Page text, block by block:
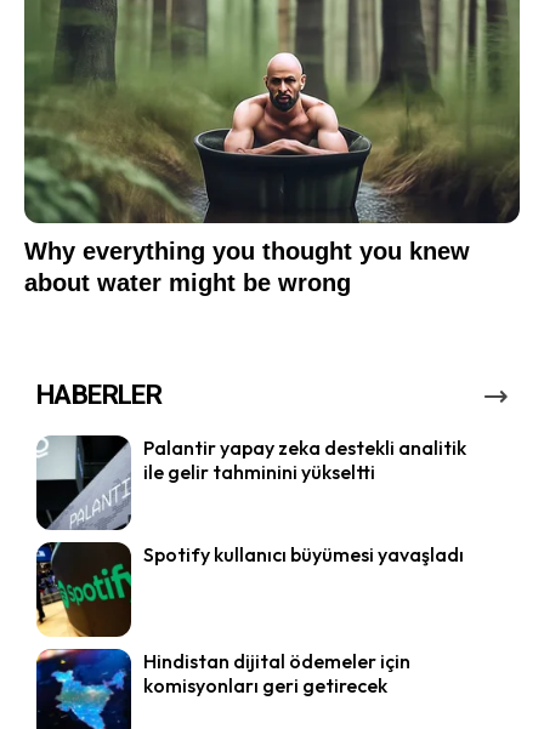
HABERLER
Palantir yapay zeka destekli analitik
ile gelir tahminini yükseltti
Spotify kullanıcı büyümesi yavaşladı
Hindistan dijital ödemeler için
komisyonları geri getirecek